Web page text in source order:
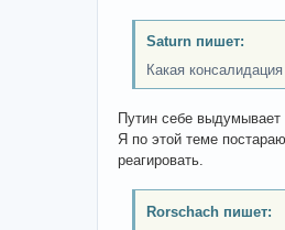
Saturn пишет:
Какая
Путин себе
Я по этой теме
реагировать.
Rorschach пишет: